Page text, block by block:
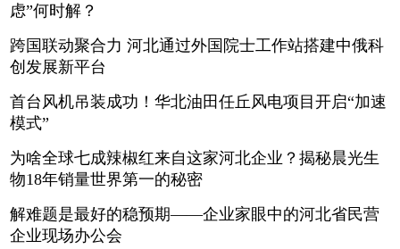
虑”何时解？
跨国联动聚合力 河北通过外国院士工作站搭建中俄科
创发展新平台
首台风机吊装成功！华北油田任丘风电项目开启“加速
模式”
为啥全球七成辣椒红来自这家河北企业？揭秘晨光生
物18年销量世界第一的秘密
解难题是最好的稳预期——企业家眼中的河北省民营
企业现场办公会